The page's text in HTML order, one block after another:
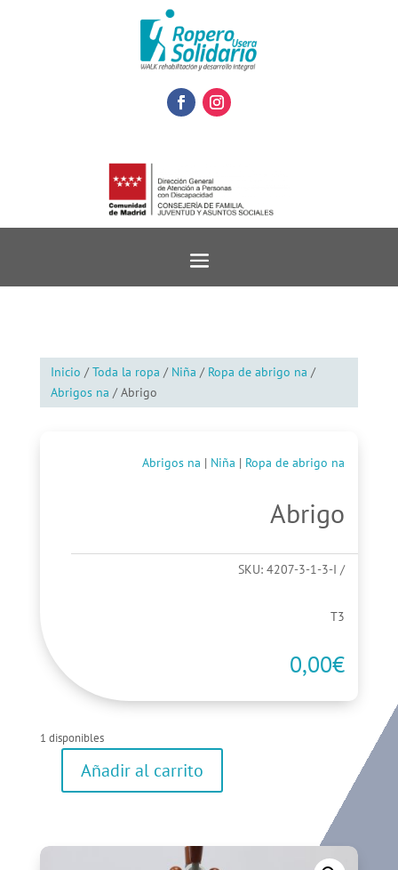
Inicio /Toda la ropa / Niña / Ropa de abrigo na /
Abrigos na / Abrigo
Abrigos na | Niña | Ropa de abrigo na
Abrigo
SKU:4207-3-1-3-I
T3
0,00€
1 disponibles
Añadir al carrito